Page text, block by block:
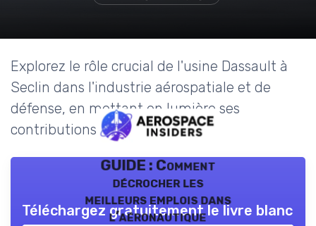
Explorez le rôle crucial de l'usine Dassault à
Seclin dans l'industrie aérospatiale et de
défense, en mettant en lumière ses
contributions et défis.
GUIDE : Comment
décrocher les
meilleurs emplois dans
l’aéronautique
Téléchargez gratuitement le livre blanc